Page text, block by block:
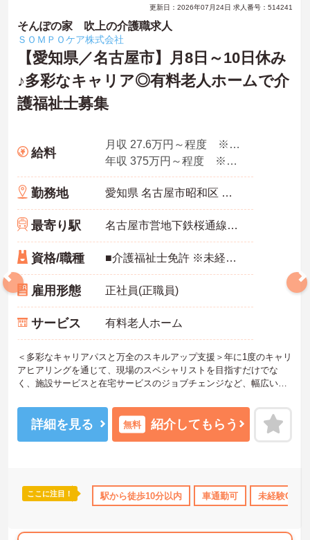
育児補助 年間休日110日以上 ブランクOK 資格取得サポート
更新日：2026年07月24日 求人番号：514241
そんぽの家 吹上の介護職求人
ＳＯＭＰＯケア株式会社
【愛知県／名古屋市】月8日～10日休み
♪多彩なキャリア◎有料老人ホームで介
護福祉士募集
給料
月収 27.6万円～程度 ※諸手当込み
年収 375万円～程度 ※想定年収
勤務地 愛知県 名古屋市昭和区 阿由知通2-6
最寄り駅 名古屋市営地下鉄桜通線「吹上(愛知)駅」徒歩4分
資格/職種 ■介護福祉士免許 ※未経験・ブランク可
雇用形態 正社員(正職員)
サービス 有料老人ホーム
＜多彩なキャリアパスと万全のスキルアップ支援＞年に1度のキャリ
アヒアリングを通じて、現場のスペシャリストを目指すだけでな
く、施設サービスと在宅サービスのジョブチェンジなど、幅広い経
＜プライベートも充実させる嬉しい福利厚生＞仕事の疲れを癒やす
ための制度も充実しています。各地のレジャー施設や宿泊が最大8
0％オフになる優待制度や、勤続5年ごとの「特別連続有給休暇（5
＜＜ICT導入が進む効率的な現場で、身体的負担を減らしケアに専念
＞スマホ記録や睡眠測定センサー等の導入で月400時間の生産性向上
詳細を見る 無料 紹介してもらう
ここに注目！ 駅から徒歩10分以内 車通勤可 未経験OK